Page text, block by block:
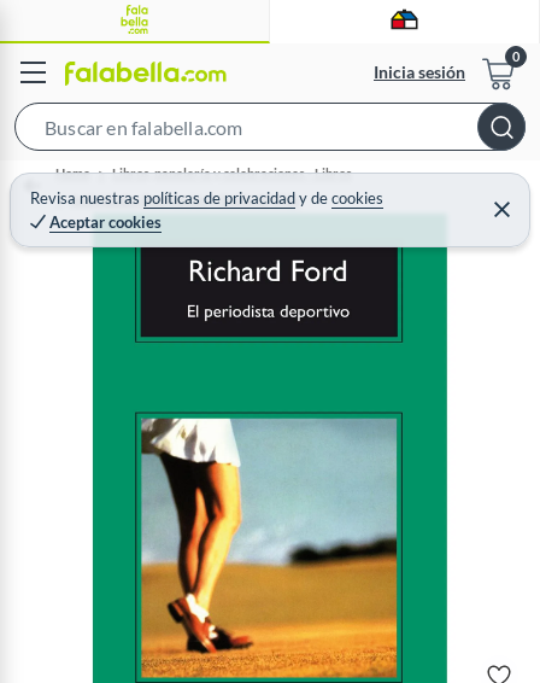
Inicia sesión
e
a
c
h
B
a
Revisa nuestras políticas de privacidadydecookies
Aceptar cookies
C
e
r
Home
Libros, papelería y celebraciones - Libros
Actividades Recreación y Estilo de Vida